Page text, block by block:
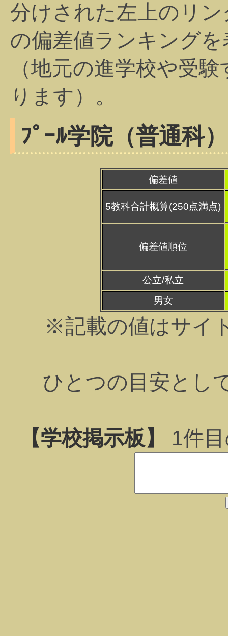
分けされた左上のリ
の偏差値ランキング
（地元の進学校や受
ります）。
ﾌﾟｰﾙ学院（普通科）
偏差値
5教科合計概算(250点満点)
偏差値順位
公立/私立
男女
※記載の値はサイ
ひとつの目安とし
【学校掲示板】 1件